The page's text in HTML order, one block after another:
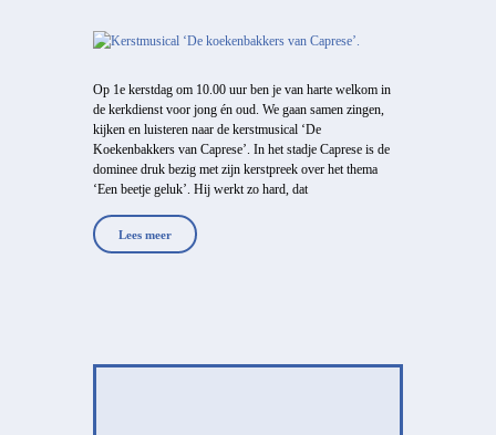
Op 1e kerstdag om 10.00 uur ben je van harte welkom in
de kerkdienst voor jong én oud. We gaan samen zingen,
kijken en luisteren naar de kerstmusical ‘De
Koekenbakkers van Caprese’. In het stadje Caprese is de
dominee druk bezig met zijn kerstpreek over het thema
‘Een beetje geluk’. Hij werkt zo hard, dat
Lees meer